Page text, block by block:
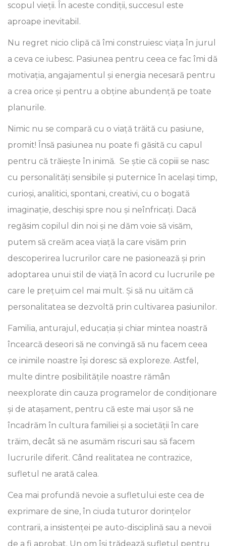
scopul vieții. În aceste condiții, succesul este
aproape inevitabil.
Nu regret nicio clipă că îmi construiesc viața în jurul
a ceva ce iubesc. Pasiunea pentru ceea ce fac îmi dă
motivația, angajamentul și energia necesară pentru
a crea orice și pentru a obține abundență pe toate
planurile.
Nimic nu se compară cu o viață trăită cu pasiune,
promit! Însă pasiunea nu poate fi găsită cu capul
pentru că trăiește în inimă. Se știe că copiii se nasc
cu personalități sensibile și puternice în același timp,
curioși, analitici, spontani, creativi, cu o bogată
imaginație, deschiși spre nou și neînfricați. Dacă
regăsim copilul din noi și ne dăm voie să visăm,
putem să creăm acea viață la care visăm prin
descoperirea lucrurilor care ne pasionează și prin
adoptarea unui stil de viață în acord cu lucrurile pe
care le prețuim cel mai mult. Și să nu uităm că
personalitatea se dezvoltă prin cultivarea pasiunilor.
Familia, anturajul, educația și chiar mintea noastră
încearcă deseori să ne convingă să nu facem ceea
ce inimile noastre își doresc să exploreze. Astfel,
multe dintre posibilitățile noastre rămân
neexplorate din cauza programelor de condiționare
și de atașament, pentru că este mai ușor să ne
încadrăm în cultura familiei și a societății în care
trăim, decât să ne asumăm riscuri sau să facem
lucrurile diferit. Când realitatea ne contrazice,
sufletul ne arată calea.
Cea mai profundă nevoie a sufletului este cea de
exprimare de sine, în ciuda tuturor dorințelor
contrarii, a insistenței pe auto-disciplină sau a nevoii
de a fi aprobat. Un om își trădează sufletul pentru